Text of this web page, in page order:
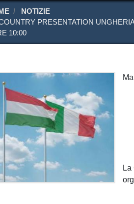
NOTIZIE
PRESENTATION
10:00